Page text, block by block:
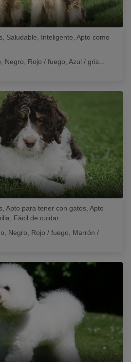
Saludable, Inteligente, Apto como
Negro, Rojo / fuego, Azul / gris...
Apto para tener con gatos, Apto
Fácil de cuidar...
Negro, Rojo / fuego, Marrón /